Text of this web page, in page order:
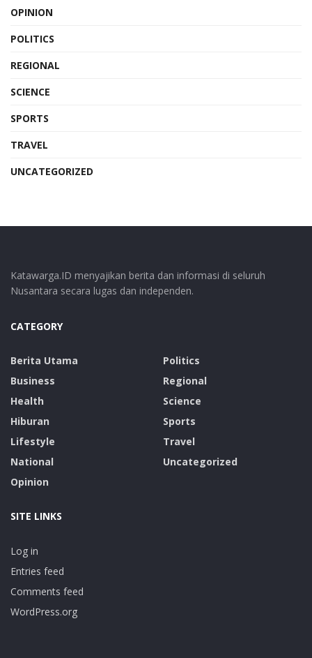
OPINION
POLITICS
REGIONAL
SCIENCE
SPORTS
TRAVEL
UNCATEGORIZED
Katawarga.ID menyajikan berita dan informasi di seluruh
Nusantara secara lugas dan independen.
CATEGORY
Berita Utama
Business
Health
Hiburan
Lifestyle
National
Opinion
Politics
Regional
Science
Sports
Travel
Uncategorized
SITE LINKS
Log in
Entries feed
Comments feed
WordPress.org